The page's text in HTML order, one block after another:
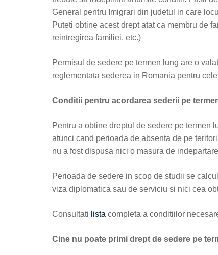
General pentru Imigrari din judetul in care
Puteti obtine acest drept atat ca membru de
reintregirea familiei, etc.)
Permisul de sedere pe termen lung are o
reglementata sederea in Romania pentru
Conditii pentru acordarea sederii pe
Pentru a obtine dreptul de sedere pe termen
atunci cand perioada de absenta de pe
nu a fost dispusa nici o masura de
Perioada de sedere in scop de studii se
viza diplomatica sau de serviciu si nici cea
Consultati lista completa a conditiilor
Cine nu poate primi drept de sedere pe